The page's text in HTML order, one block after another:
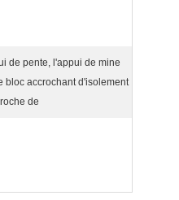
de pente, l'appui de mine
bloc accrochant d'isolement
de